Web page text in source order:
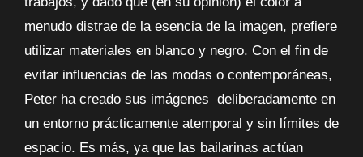
menudo distrae de la esencia de la imagen, prefiere
utilizar materiales en blanco y negro. Con el fin de
evitar influencias de las modas o contemporáneas,
Peter ha creado sus imágenes deliberadamente en
un entorno prácticamente atemporal y sin límites de
espacio. Es más, ya que las bailarinas actúan